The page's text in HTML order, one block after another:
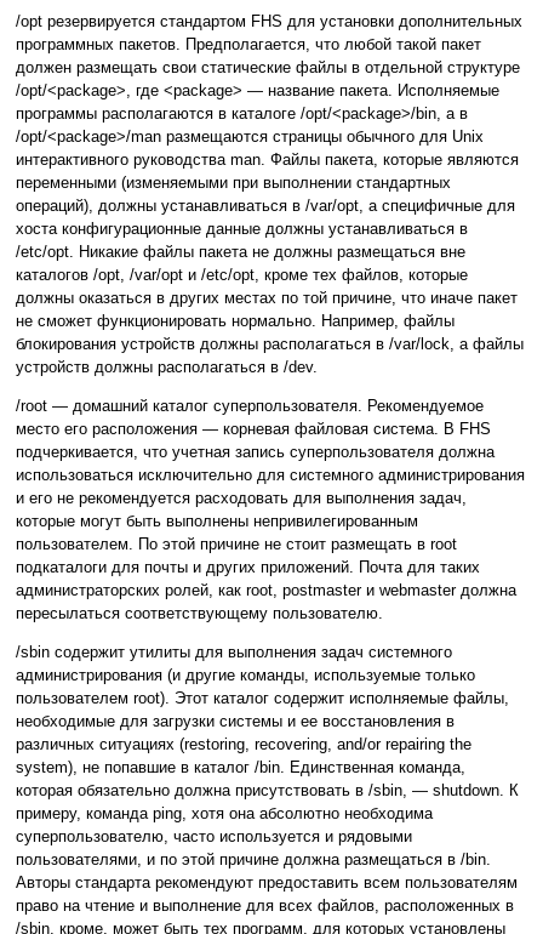
/opt резервируется стандартом FHS для установки дополнительных
программных пакетов. Предполагается, что любой такой пакет
должен размещать свои статические файлы в отдельной структуре
/opt/<package>, где <package> — название пакета. Исполняемые
программы располагаются в каталоге /opt/<package>/bin, а в
/opt/<package>/man размещаются страницы обычного для Unix
интерактивного руководства man. Файлы пакета, которые являются
переменными (изменяемыми при выполнении стандартных
операций), должны устанавливаться в /var/opt, а специфичные для
хоста конфигурационные данные должны устанавливаться в
/etc/opt. Никакие файлы пакета не должны размещаться вне
каталогов /opt, /var/opt и /etc/opt, кроме тех файлов, которые
должны оказаться в других местах по той причине, что иначе пакет
не сможет функционировать нормально. Например, файлы
блокирования устройств должны располагаться в /var/lock, а файлы
устройств должны располагаться в /dev.
/root — домашний каталог суперпользователя. Рекомендуемое
место его расположения — корневая файловая система. В FHS
подчеркивается, что учетная запись суперпользователя должна
использоваться исключительно для системного администрирования
и его не рекомендуется расходовать для выполнения задач,
которые могут быть выполнены непривилегированным
пользователем. По этой причине не стоит размещать в root
подкаталоги для почты и других приложений. Почта для таких
администраторских ролей, как root, postmaster и webmaster должна
пересылаться соответствующему пользователю.
/sbin содержит утилиты для выполнения задач системного
администрирования (и другие команды, используемые только
пользователем root). Этот каталог содержит исполняемые файлы,
необходимые для загрузки системы и ее восстановления в
различных ситуациях (restoring, recovering, and/or repairing the
system), не попавшие в каталог /bin. Единственная команда,
которая обязательно должна присутствовать в /sbin, — shutdown. К
примеру, команда ping, хотя она абсолютно необходима
суперпользователю, часто используется и рядовыми
пользователями, и по этой причине должна размещаться в /bin.
Авторы стандарта рекомендуют предоставить всем пользователям
право на чтение и выполнение для всех файлов, расположенных в
/sbin, кроме, может быть тех программ, для которых установлены